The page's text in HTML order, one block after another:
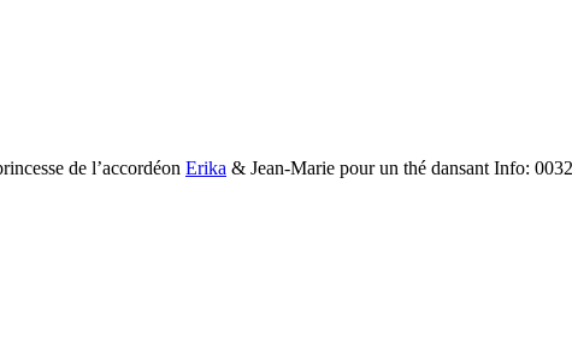
de l’accordéon Erika & Jean-Marie pour un thé dansant Info: